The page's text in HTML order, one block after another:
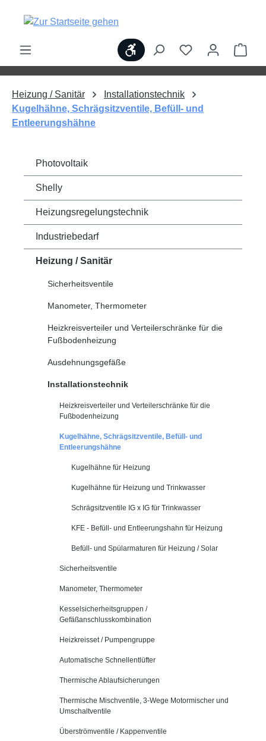
springen
Werkzeugleiste anzeigen
Heizung / Sanitär
Installationstechnik
Kugelhähne, Schrägsitzventile, Befüll- und
Entleerungshähne
Photovoltaik
Shelly
Heizungsregelungstechnik
Industriebedarf
Heizung / Sanitär
Sicherheitsventile
Manometer, Thermometer
Heizkreisverteiler und Verteilerschränke für die
Fußbodenheizung
Ausdehnungsgefäße
Installationstechnik
Heizkreisverteiler und Verteilerschränke für die
Fußbodenheizung
Kugelhähne, Schrägsitzventile, Befüll- und
Entleerungshähne
Kugelhähne für Heizung
Kugelhähne für Heizung und Trinkwasser
Schrägsitzventile IG x IG für Trinkwasser
KFE - Befüll- und Entleerungshahn für Heizung
Befüll- und Spülarmaturen für Heizung / Solar
Sicherheitsventile
Manometer, Thermometer
Kesselsicherheitsgruppen /
Gefäßanschlusskombination
Heizkreisset / Pumpengruppe
Automatische Schnellentlüfter
Thermische Ablaufsicherungen
Thermische Mischventile, 3-Wege Motormischer und
Umschaltventile
Überströmventile / Kappenventile